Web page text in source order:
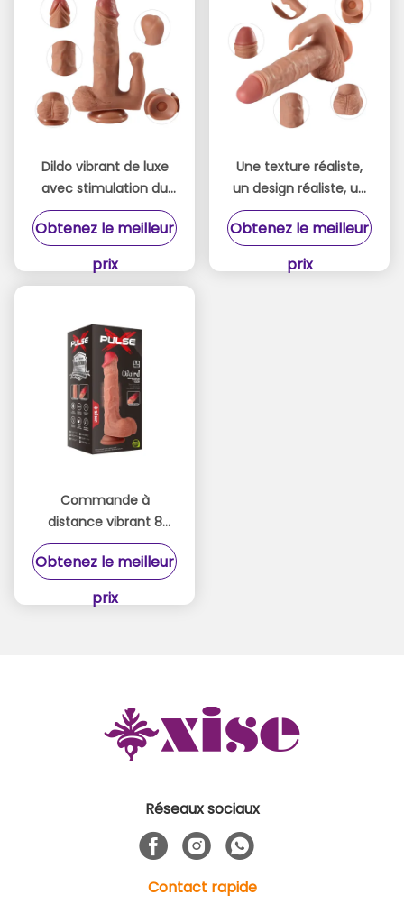
Dildo vibrant de luxe
avec stimulation du
point G
Obtenez le meilleur
prix
Une texture réaliste,
un design réaliste, un
gros vibrateur avec
contrôle pour un plaisir
personnalisé.
Obtenez le meilleur
prix
Commande à
distance vibrant 8
pouces Dildos 9
vitesses Poussant
fonctions Dildos
automatiques
Obtenez le meilleur
prix
Réseaux sociaux
Contact rapide